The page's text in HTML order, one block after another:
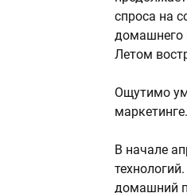
спроса на
домашнего
Летом
Ощутимо
В начале
домашний